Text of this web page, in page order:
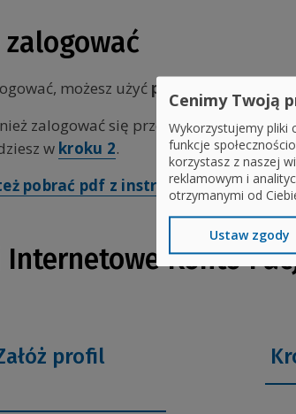
zalogować
możesz użyć profilu zaufanego.
zalogować się przez e-dowód,
w kroku 2.
pobrać pdf z instrukcją
Internetowe Konto
profil
Cenimy Twoją
Wykorzystujemy pliki
funkcje
korzystasz z naszej
reklamowym i
otrzymanymi od
Ustaw zgody